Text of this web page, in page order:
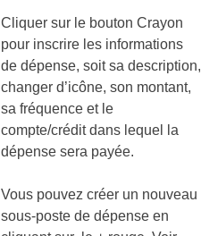
Cliquer sur le bouton Crayon
pour inscrire les informations
de dépense, soit sa description,
changer d’icône, son montant,
sa fréquence et le
compte/crédit dans lequel la
dépense sera payée.
Vous pouvez créer un nouveau
sous-poste de dépense en